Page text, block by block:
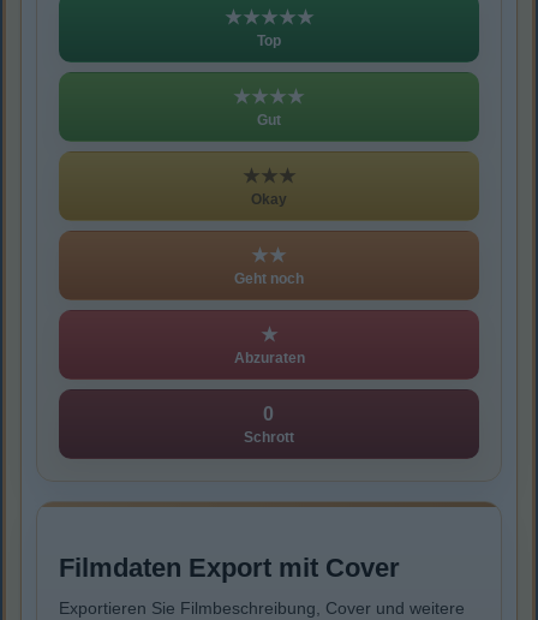
★★★★★
Top
★★★★
Gut
★★★
Okay
★★
Geht noch
★
Abzuraten
0
Schrott
Filmdaten Export mit Cover
Exportieren Sie Filmbeschreibung, Cover und weitere